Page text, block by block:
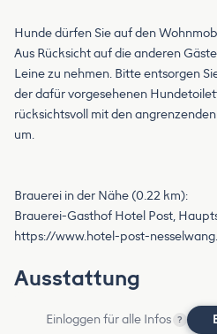
Hunde dürfen Sie auf den
Aus Rücksicht auf die anderen
Leine zu nehmen. Bitte entsorgen
der dafür vorgesehenen
rücksichtsvoll mit den
um.
Brauerei in der Nähe (0.22 km):
Brauerei-Gasthof Hotel Post,
https://www.hotel-post-
Ausstattung
Einloggen für alle Infos ?